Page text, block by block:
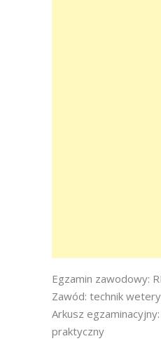
Egzamin zawodowy:
Zawód: technik
Arkusz
praktyczny